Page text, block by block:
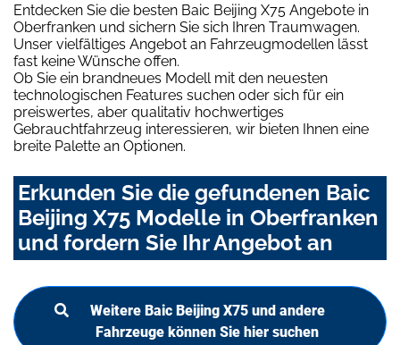
Entdecken Sie die besten Baic Beijing X75 Angebote in
Oberfranken und sichern Sie sich Ihren Traumwagen.
Unser vielfältiges Angebot an Fahrzeugmodellen lässt
fast keine Wünsche offen.
Ob Sie ein brandneues Modell mit den neuesten
technologischen Features suchen oder sich für ein
preiswertes, aber qualitativ hochwertiges
Gebrauchtfahrzeug interessieren, wir bieten Ihnen eine
breite Palette an Optionen.
Erkunden Sie die gefundenen Baic
Beijing X75 Modelle in Oberfranken
und fordern Sie Ihr Angebot an
Weitere Baic Beijing X75 und andere
Fahrzeuge können Sie hier suchen